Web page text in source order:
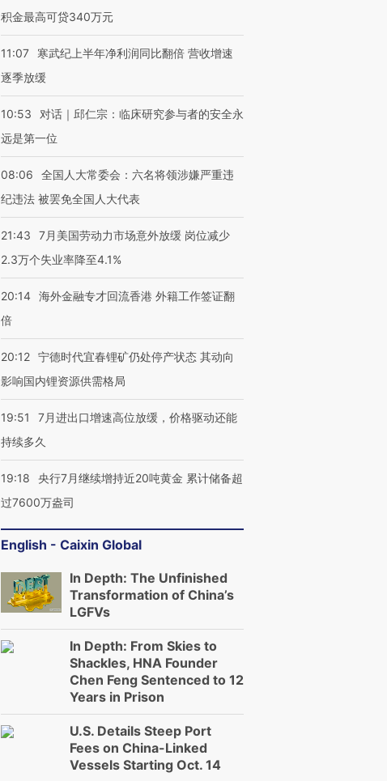
积金最高可贷340万元
11:07
寒武纪上半年净利润同比翻倍 营收增速
逐季放缓
10:53
对话｜邱仁宗：临床研究参与者的安全永
远是第一位
08:06
全国人大常委会：六名将领涉嫌严重违
纪违法 被罢免全国人大代表
21:43
7月美国劳动力市场意外放缓 岗位减少
2.3万个失业率降至4.1%
20:14 海外金融专才回流香港 外籍工作签证翻
倍
20:12 宁德时代宜春锂矿仍处停产状态 其动向
影响国内锂资源供需格局
19:51
7月进出口增速高位放缓，价格驱动还能
持续多久
19:18
央行7月继续增持近20吨黄金 累计储备超
过7600万盎司
English - Caixin Global
In Depth: The Unfinished
Transformation of China’s
LGFVs
In Depth: From Skies to
Shackles, HNA Founder
Chen Feng Sentenced to 12
Years in Prison
U.S. Details Steep Port
Fees on China-Linked
Vessels Starting Oct. 14